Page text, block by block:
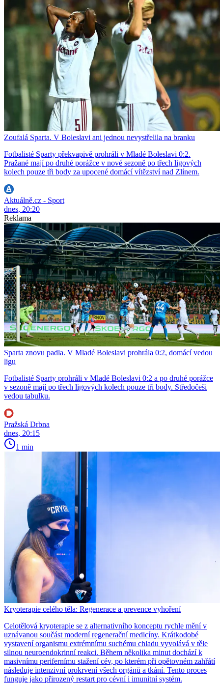
Zoufalá Sparta. V Boleslavi ani jednou nevystřelila na branku
Fotbalisté Sparty překvapivě prohráli v Mladé Boleslavi 0:2.
Pražané mají po druhé porážce v nové sezoně po třech ligových
kolech pouze tři body za upocené domácí vítězství nad Zlínem.
Aktuálně.cz - Sport
dnes, 20:20
Reklama
Sparta znovu padla. V Mladé Boleslavi prohrála 0:2, domácí vedou
ligu
Fotbalisté Sparty prohráli v Mladé Boleslavi 0:2 a po druhé porážce
v sezoně mají po třech ligových kolech pouze tři body. Středočeši
vedou tabulku.
Pražská Drbna
dnes, 20:15
1 min
Kryoterapie celého těla: Regenerace a prevence vyhoření
Celotělová kryoterapie se z alternativního konceptu rychle mění v
uznávanou součást moderní regenerační medicíny. Krátkodobé
vystavení organismu extrémnímu suchému chladu vyvolává v těle
silnou neuroendokrinní reakci. Během několika minut dochází k
masivnímu perifernímu stažení cév, po kterém při opětovném zahřátí
následuje intenzivní prokrvení všech orgánů a tkání. Tento proces
funguje jako přirozený restart pro cévní i imunitní systém.